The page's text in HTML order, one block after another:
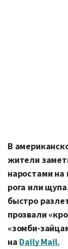
В
жители
наростами
рога или
быстро
прозвали
«зомби-
на Daily Mail.